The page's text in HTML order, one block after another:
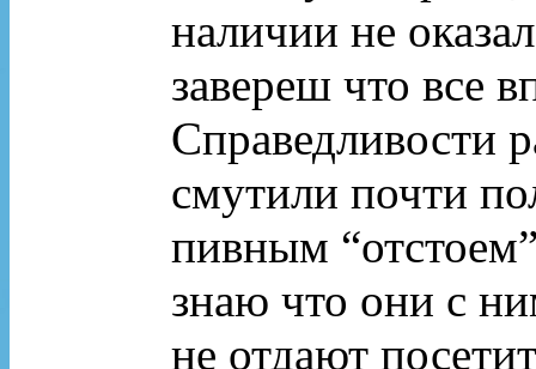
наличии не
завереш что все
Справедливости
смутили почти
пивным
знаю что они с
не отдают